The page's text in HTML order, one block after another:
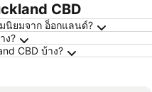
CBD
นิยมจาก อ็อกแลนด์?
ง?
CBD บ้าง?